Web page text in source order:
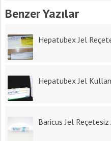
Benzer Yazılar
Hepatubex Jel
Hepatubex Jel
Baricus Jel Reçetesiz